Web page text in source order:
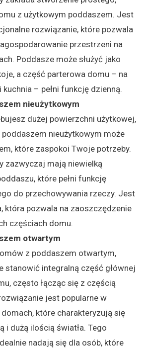
z użytkowym poddaszem. Jest
rozwiązanie, które pozwala
przestrzeni na
Poddasze może służyć jako
a część parterowa domu – na
kuchnia – pełni funkcję dzienną.
nieużytkowym
dużej powierzchni użytkowej,
nieużytkowym może
które zaspokoi Twoje potrzeby.
zazwyczaj mają niewielką
które pełni funkcję
do przechowywania rzeczy. Jest
która pozwala na zaoszczędzenie
częściach domu.
otwartym
z poddaszem otwartym,
stanowić integralną część głównej
często łącząc się z częścią
jest popularne w
które charakteryzują się
i dużą ilością światła. Tego
nadają się dla osób, które